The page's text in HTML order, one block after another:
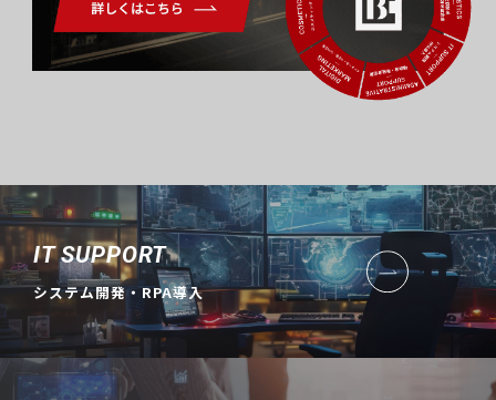
IT SUPPORT
システム開発・RPA導入